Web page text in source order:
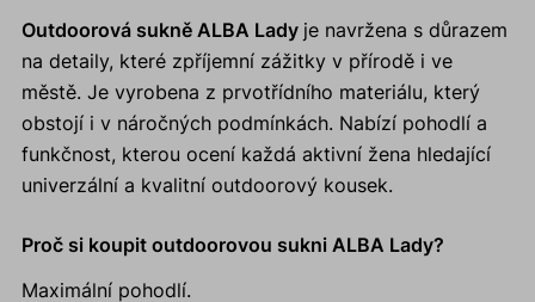
Outdoorová sukně ALBA Lady je navržena s důrazem
na detaily, které zpříjemní zážitky v přírodě i ve
městě. Je vyrobena z prvotřídního materiálu, který
obstojí i v náročných podmínkách. Nabízí pohodlí a
funkčnost, kterou ocení každá aktivní žena hledající
univerzální a kvalitní outdoorový kousek.
Proč si koupit outdoorovou sukni ALBA Lady?
Maximální pohodlí.